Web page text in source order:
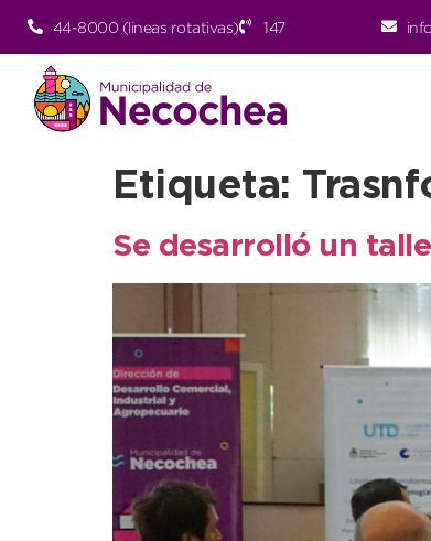
44-8000 (lineas rotativas) 147
Etiqueta:
Se desarrolló un